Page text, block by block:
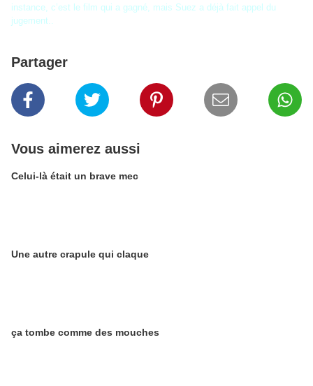
instance, c’est le film qui a gagné, mais Suez a déjà fait appel du
jugement..
Partager
Vous aimerez aussi
Celui-là était un brave mec
Une autre crapule qui claque
ça tombe comme des mouches